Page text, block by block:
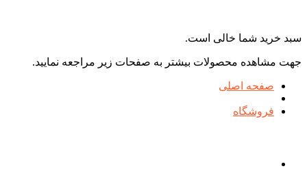
سبد خرید شما خالی است.
جهت مشاهده محصولات بیشتر به صفحات زیر مراجعه نمایید.
صفحه اصلی
فروشگاه